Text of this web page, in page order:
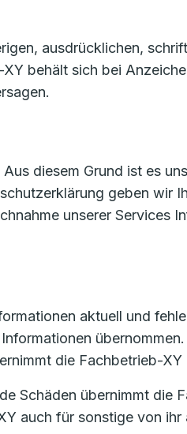
ausdrücklichen,
behält sich bei
diesem Grund ist es
geben wir
unserer Services
aktuell und
die Fachbetrieb-XY
Schäden übernimmt die
auch für sonstige von